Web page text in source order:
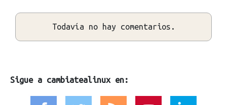
Todavía no hay comentarios.
Sigue a cambiatealinux en: